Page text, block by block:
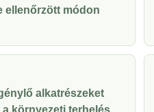
ellenőrzött módon
alkatrészeket
környezeti terhelés.